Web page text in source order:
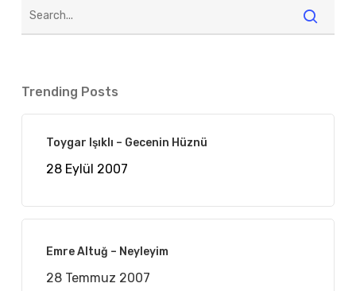
Trending Posts
Toygar Işıklı – Gecenin Hüznü
28 Eylül 2007
Emre Altuğ – Neyleyim
28 Temmuz 2007